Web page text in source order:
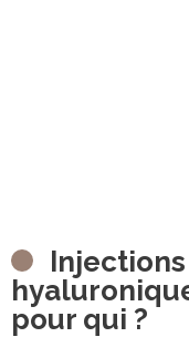
pour qui ?